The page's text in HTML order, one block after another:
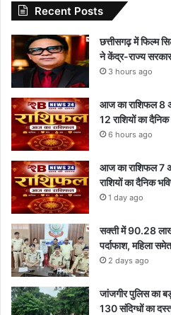
Recent Posts
छत्तीसगढ़ में फिल्म
ने केंद्र-राज्य
3 hours ago
आज का राशिफल 8
12 राशियों का
6 hours ago
आज का राशिफल 7
राशियों का दैनिक
1 day ago
सक्ती में 90.28 लाख
पर्दाफाश, महिला
2 days ago
जांजगीर पुलिस का
130 संदिग्धों का